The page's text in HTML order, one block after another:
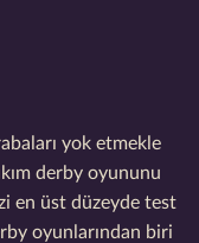
yok etmekle
derby oyununu
en üst düzeyde test
oyunlarından biri